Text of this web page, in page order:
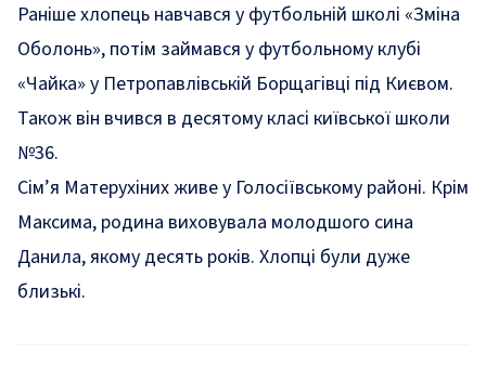
Раніше хлопець навчався у футбольній школі «Зміна
Оболонь», потім займався у футбольному клубі
«Чайка» у Петропавлівській Борщагівці під Києвом.
Також він вчився в десятому класі київської школи
№36.
Сім’я Матерухіних живе у Голосіївському районі. Крім
Максима, родина виховувала молодшого сина
Данила, якому десять років. Хлопці були дуже
близькі.